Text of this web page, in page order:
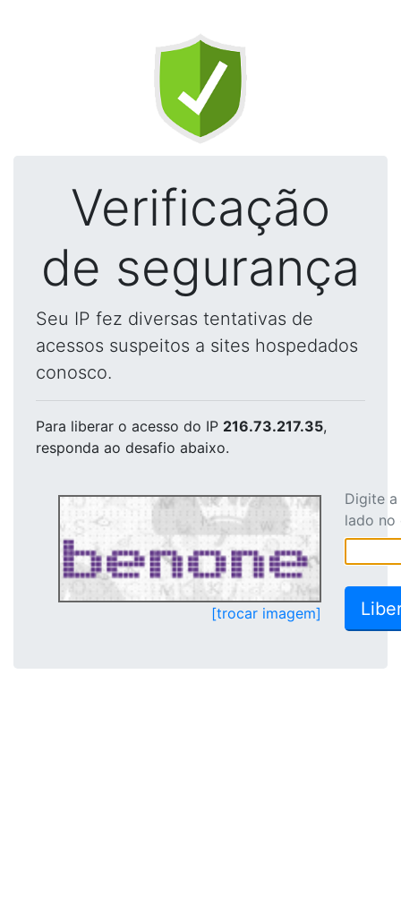
Verificação
de segurança
Seu IP fez diversas tentativas de
acessos suspeitos a sites hospedados
conosco.
Para liberar o acesso do IP 216.73.217.35,
responda ao desafio abaixo.
[trocar imagem]
Digite
lado no